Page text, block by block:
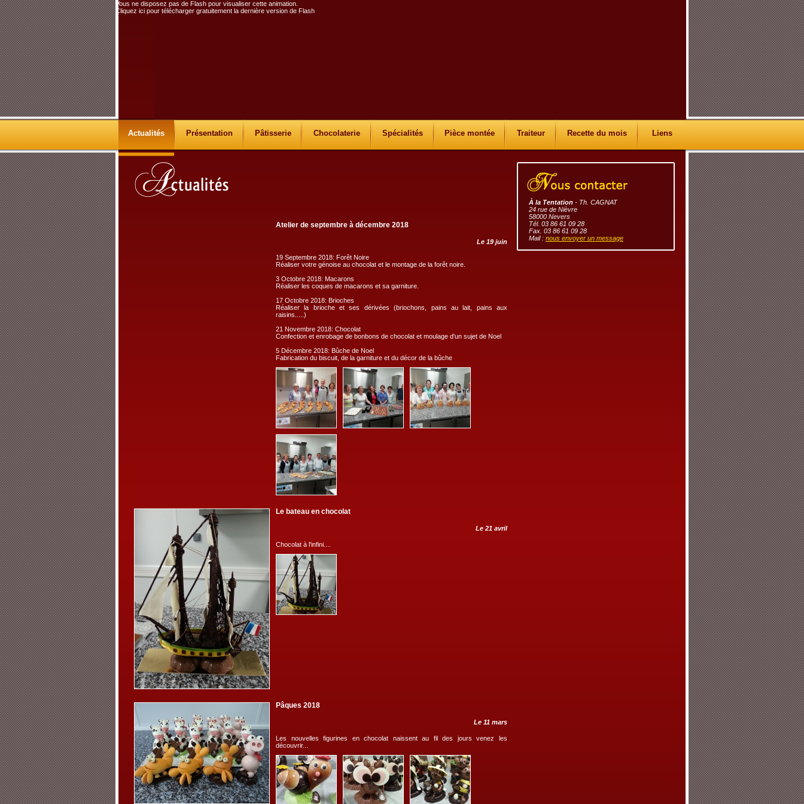
Atelier de septembre à décembre 2018
Le 19 juin
19 Septembre 2018: Forêt Noire
Réaliser votre génoise au chocolat et le montage de la forêt noire.
3 Octobre 2018: Macarons
Réaliser les coques de macarons et sa garniture.
17 Octobre 2018: Brioches
Réaliser la brioche et ses dérivées (briochons, pains au lait, pains aux
raisins.....)
21 Novembre 2018: Chocolat
Confection et enrobage de bonbons de chocolat et moulage d'un sujet de Noel
5 Décembre 2018: Bûche de Noel
Fabrication du biscuit, de la garniture et du décor de la bûche
Le bateau en chocolat
Le 21 avril
Chocolat à l'infini....
Pâques 2018
Le 11 mars
Les nouvelles figurines en chocolat naissent au fil des jours venez les
découvrir...
À la Tentation - Th. CAGNAT
24 rue de Nièvre
58000 Nevers
Tél. 03 86 61 09 28
Fax. 03 86 61 09 28
Mail : nous envoyer un message
Vous ne disposez pas de Flash pour visualiser cette animation.
Cliquez ici pour télécharger gratuitement la dernière version de Flash
Actualités Présentation Pâtisserie Chocolaterie Spécialités Pièce montée Traiteur Recette du mois Liens